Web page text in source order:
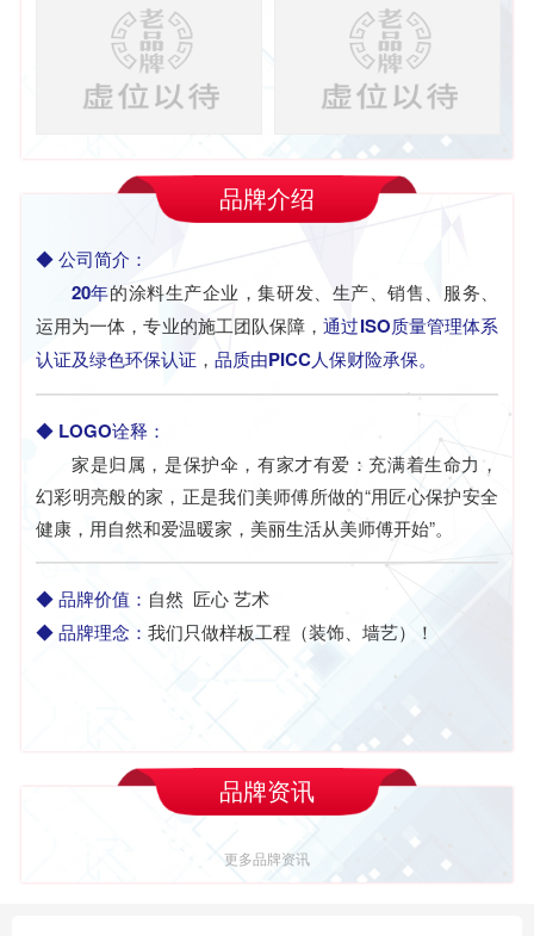
品牌介绍
◆ 公司简介：
20年的涂料生产企业，集研发、生产、销售、服务、
运用为一体，专业的施工团队保障，通过ISO质量管理体系
认证及绿色环保认证 ， 品质由PICC人保财险承保。
◆ LOGO诠释：
家是归属，是保护伞，有家才有爱：充满着生命力，
幻彩明亮般的家，正是我们美师傅所做的“用匠心保护安全
健康，用自然和爱温暖家，美丽生活从美师傅开始”。
◆品牌价值： 自然 匠心 艺术
◆品牌理念： 我们只做样板工程（装饰、墙艺）！
品牌资讯
更多品牌资讯